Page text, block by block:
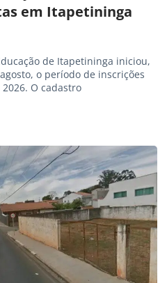
em Itapetininga
de Itapetininga iniciou,
o período de inscrições
O cadastro